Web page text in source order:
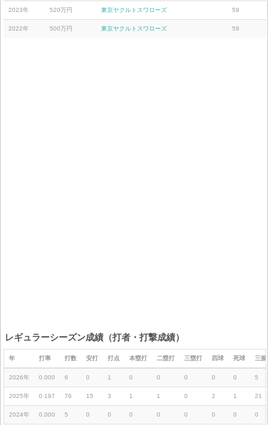
2023年 520万円 東京ヤクルトスワローズ 59
2022年 500万円 東京ヤクルトスワローズ 59
レギュラーシーズン成績（打者・打撃成績）
年 打率 打数 安打 打点 本塁打 二塁打 三塁打 四球 死球 三振
2026年 0.000 6 0 1 0 0 0 0 0 5
2025年 0.197 76 15 3 1 1 0 2 1 21
2024年 0.000 5 0 0 0 0 0 0 0 0